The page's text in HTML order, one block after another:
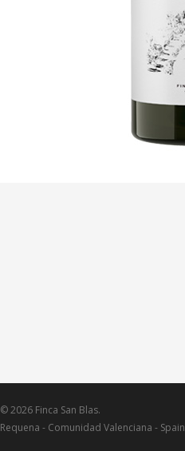
© 2026 Finca San Blas.
Requena - Comunidad Valenciana - Spain